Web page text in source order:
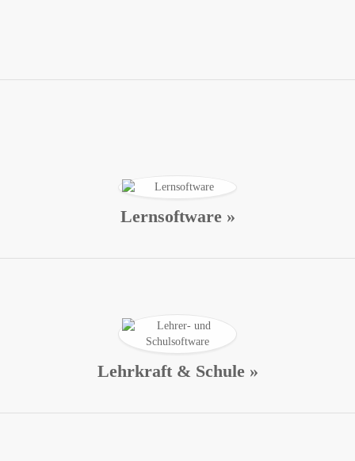
Lernsoftware »
Lehrkraft & Schule »